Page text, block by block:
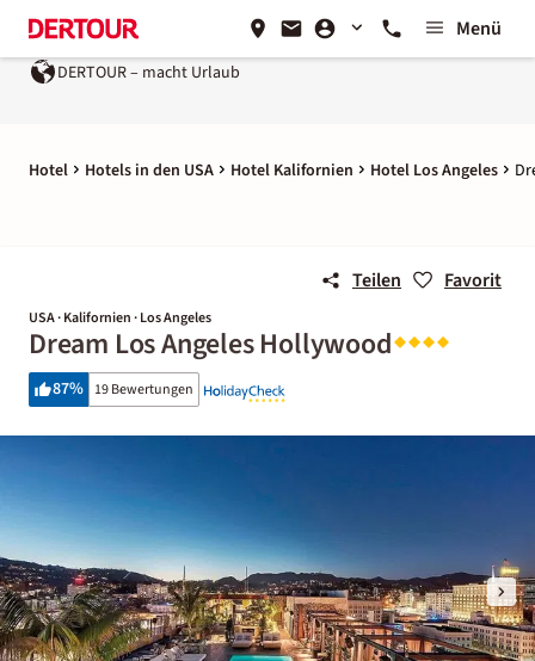
Menü
DERTOUR – macht Urlaub
Hotel Hotels in den USA Hotel Kalifornien Hotel Los Angeles
Teilen Favorit
USA · Kalifornien · Los Angeles
Dream Los Angeles Hollywood
87% 19 Bewertungen